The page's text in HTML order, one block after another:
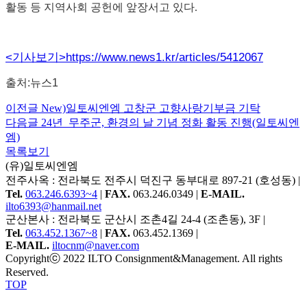
활동 등 지역사회 공헌에 앞장서고 있다.
<기사보기>https://www.news1.kr/articles/5412067
출처:뉴스1
이전글 New)일토씨엔엠 고창군 고향사랑기부금 기탁
다음글 24년_무주군, 환경의 날 기념 정화 활동 진행(일토씨엔
엠)
목록보기
(유)일토씨엔엠
전주사옥 : 전라북도 전주시 덕진구 동부대로 897-21 (호성동) |
Tel. 063.246.6393~4 | FAX. 063.246.0349 | E-MAIL.
ilto6393@hanmail.net
군산본사 : 전라북도 군산시 조촌4길 24-4 (조촌동), 3F |
Tel. 063.452.1367~8 | FAX. 063.452.1369 |
E-MAIL. iltocnm@naver.com
Copyrightⓒ 2022 ILTO Consignment&Management. All rights
Reserved.
TOP